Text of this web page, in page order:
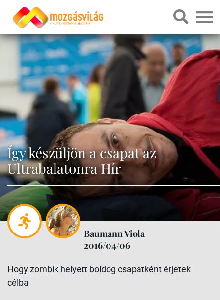
Így készüljön a csapat az
Ultrabalatonra Hír
Baumann Viola
2016/04/06
Hogy zombik helyett boldog csapatként érjetek
célba